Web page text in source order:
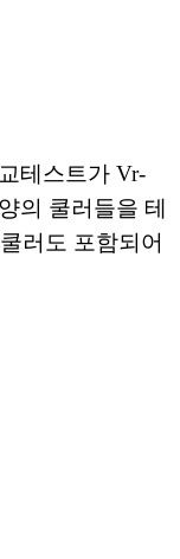
테스트가 Vr-
의 쿨러들을 테
러도 포함되어